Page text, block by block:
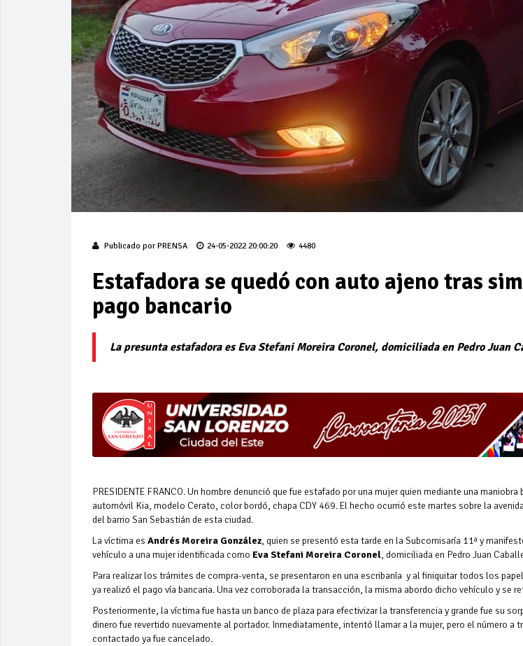
Publicado por PRENSA 24-05-2022 20:00:20 4480
Estafadora se quedó con auto ajeno tras
pago bancario
La presunta estafadora es Eva Stefani Moreira Coronel, domiciliada en Pedro Juan
PRESIDENTE FRANCO. Un hombre denunció que fue estafado por una mujer quien mediante una
automóvil Kia, modelo Cerato, color bordó, chapa CDY 469. El hecho ocurrió este martes sobre la
del barrio San Sebastián de esta ciudad.
La víctima es Andrés Moreira González, quien se presentó esta tarde en la Subcomisaría 11ª y
vehículo a una mujer identificada como Eva Stefani Moreira Coronel, domiciliada en Pedro Juan
Para realizar los trámites de compra-venta, se presentaron en una escribanía y al finiquitar todos los
ya realizó el pago vía bancaria. Una vez corroborada la transacción, la misma abordo dicho vehículo y se
Posteriormente, la víctima fue hasta un banco de plaza para efectivizar la transferencia y grande fue su
dinero fue revertido nuevamente al portador. Inmediatamente, intentó llamar a la mujer, pero el número a
contactado ya fue cancelado.